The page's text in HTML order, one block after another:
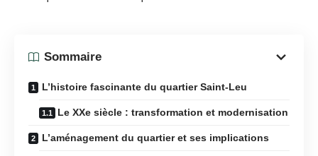
Sommaire
L’histoire fascinante du quartier Saint-Leu
Le XXe siècle : transformation et modernisation
L’aménagement du quartier et ses implications